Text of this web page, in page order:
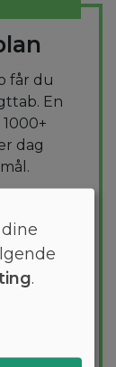
får du
En
dag
.